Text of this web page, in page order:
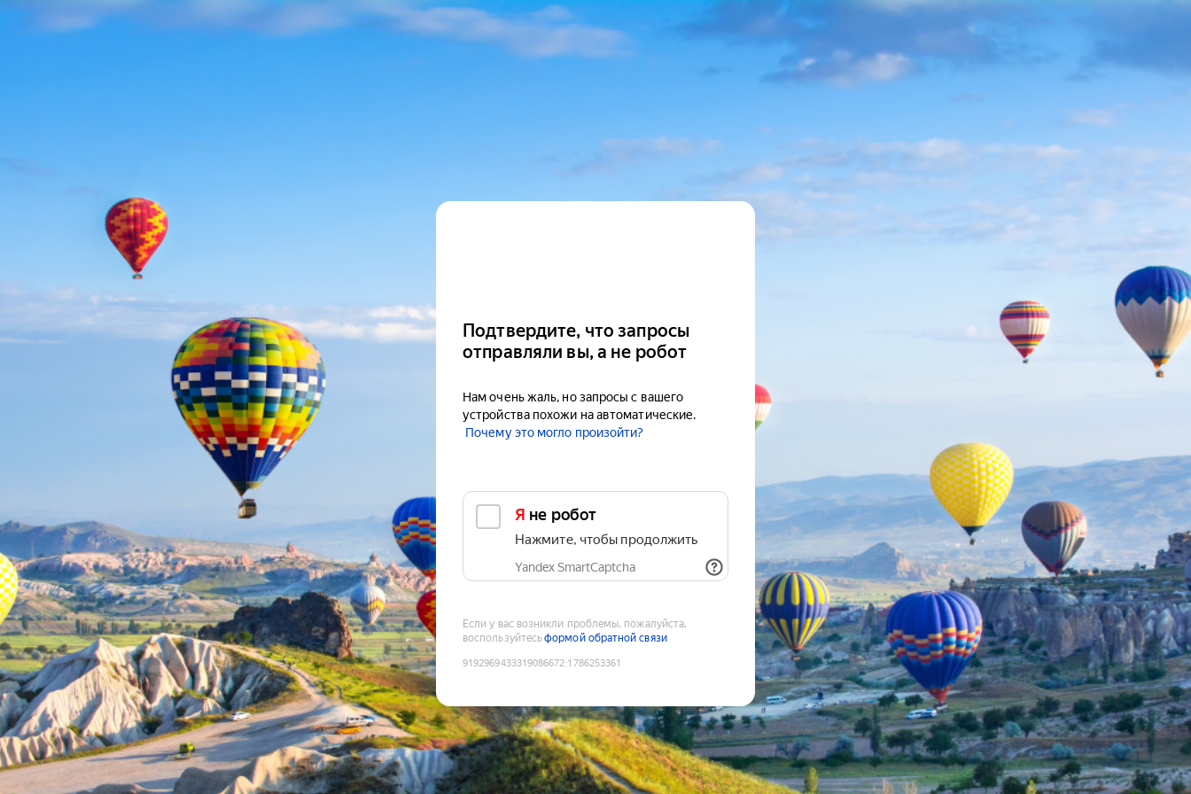
Подтвердите, что запросы
отправляли вы, а не робот
Нам очень жаль, но запросы с вашего
устройства похожи на автоматические.
Почему это могло произойти?
Я не робот
Нажмите, чтобы продолжить
Yandex SmartCaptcha
Если у вас возникли проблемы, пожалуйста,
воспользуйтесьформой обратной связи
9192969433319086672:1786253361